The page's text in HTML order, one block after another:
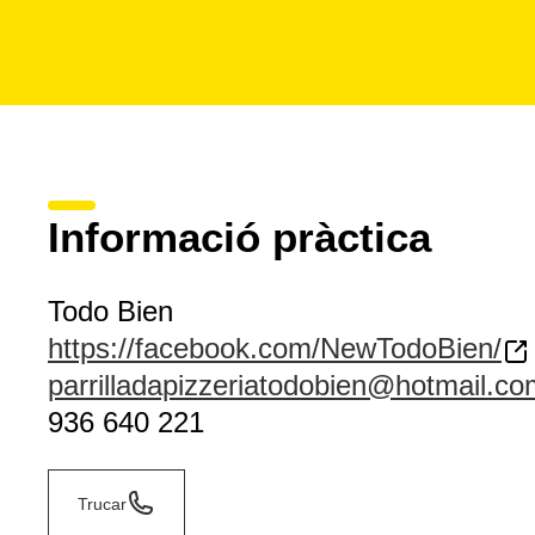
Informació pràctica
Todo Bien
https://facebook.com/NewTodoBien/
936 640 221
Trucar